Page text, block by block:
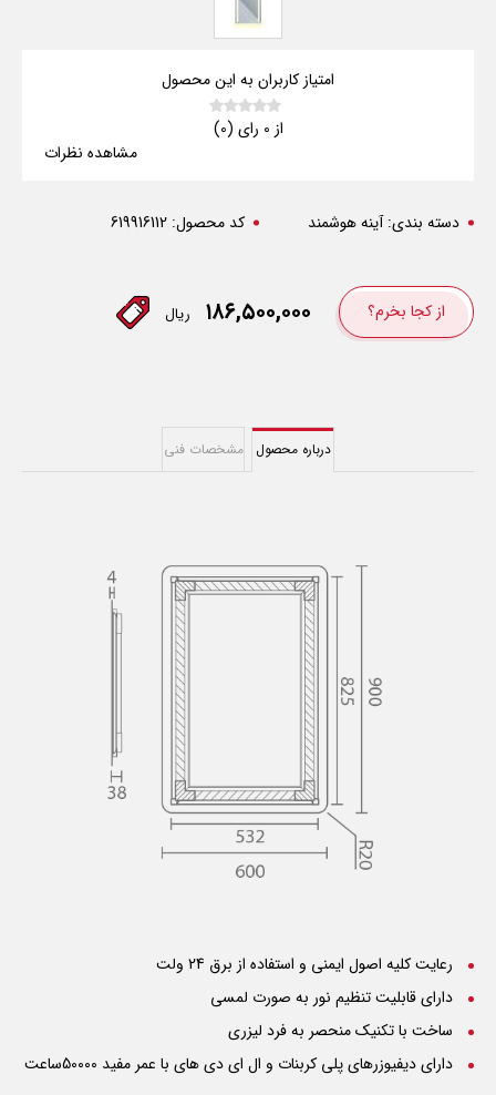
امتیاز کاربران به این محصول
از 0 رای (0)
مشاهده نظرات
دسته بندی:آینه هوشمند کد محصول: 619916112
از کجا بخرم؟ ۱۸۶,۵۰۰,۰۰۰ ریال
درباره محصول مشخصات فنی
رعایت کلیه اصول ایمنی و استفاده از برق 24 ولت
دارای قابلیت تنظیم نور به صورت لمسی
ساخت با تکنیک منحصر به فرد لیزری
دارای دیفیوزرهای پلی کربنات و ال ای دی های با عمر مفید 50000ساعت